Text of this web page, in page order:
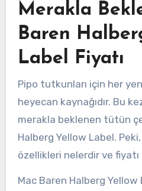
Merakla
Baren
Label Fiyatı
Pipo tutkunları için her
heyecan kaynağıdır. Bu
merakla beklenen tütün
Halberg Yellow Label.
özellikleri nelerdir ve fiyatı
Mac Baren Halberg